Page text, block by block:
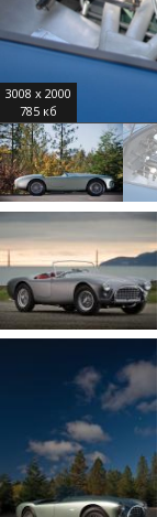
3008 x 2000
785 кб